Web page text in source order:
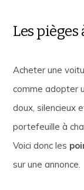
Les
Acheter une
comme adopter
doux, silencieux
portefeuille à
Voici donc les
sur une annonce.